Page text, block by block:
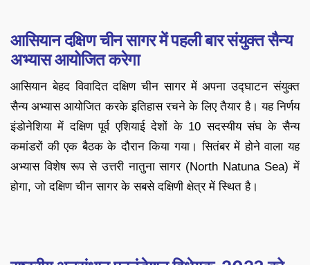
आसियान दक्षिण चीन सागर में पहली बार संयुक्त सैन्य
अभ्यास आयोजित करेगा
आसियान बेहद विवादित दक्षिण चीन सागर में अपना उद्घाटन संयुक्त
सैन्य अभ्यास आयोजित करके इतिहास रचने के लिए तैयार है। यह निर्णय
इंडोनेशिया में दक्षिण पूर्व एशियाई देशों के 10 सदस्यीय संघ के सैन्य
कमांडरों की एक बैठक के दौरान किया गया। सितंबर में होने वाला यह
अभ्यास विशेष रूप से उत्तरी नातुना सागर (North Natuna Sea) में
होगा, जो दक्षिण चीन सागर के सबसे दक्षिणी क्षेत्र में स्थित है।